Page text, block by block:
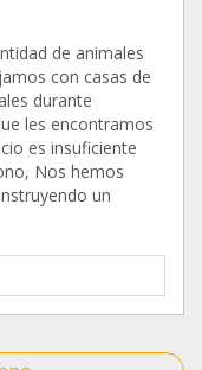
de animales
con casas de
durante
les encontramos
es insuficiente
Nos hemos
un